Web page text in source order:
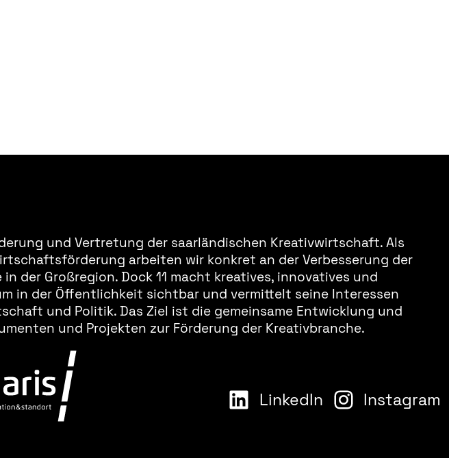
und Vertretung der saarländischen Kreativwirtschaft. Als
arbeiten wir konkret an der Verbesserung der
der Großregion. Dock 11 macht kreatives, innovatives und
in der Öffentlichkeit sichtbar und vermittelt seine Interessen
und Politik. Das Ziel ist die gemeinsame Entwicklung und
und Projekten zur Förderung der Kreativbranche.
LinkedIn Instagram